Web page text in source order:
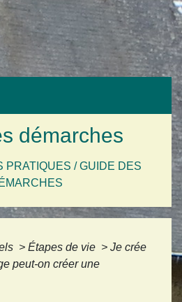
démarches
PRATIQUES /GUIDE DES
> Étapes de vie > Je crée
peut-on créer une